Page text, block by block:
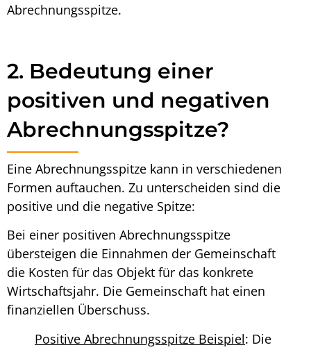
Abrechnungsspitze.
2. Bedeutung einer
positiven und negativen
Abrechnungsspitze?
Eine Abrechnungsspitze kann in verschiedenen
Formen auftauchen. Zu unterscheiden sind die
positive und die negative Spitze:
Bei einer positiven Abrechnungsspitze
übersteigen die Einnahmen der Gemeinschaft
die Kosten für das Objekt für das konkrete
Wirtschaftsjahr. Die Gemeinschaft hat einen
finanziellen Überschuss.
Positive Abrechnungsspitze Beispiel: Die